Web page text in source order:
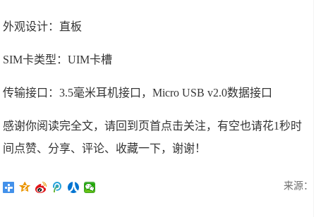
外观设计：直板
SIM卡类型：UIM卡槽
传输接口：3.5毫米耳机接口，Micro USB v2.0数据接口
感谢你阅读完全文，请回到页首点击关注，有空也请花1秒时
间点赞、分享、评论、收藏一下，谢谢！
来源：